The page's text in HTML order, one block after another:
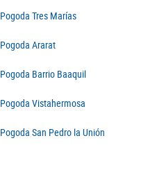
Pogoda Tres Marías
Pogoda Ararat
Pogoda Barrio Baaquil
Pogoda Vistahermosa
Pogoda San Pedro la Unión